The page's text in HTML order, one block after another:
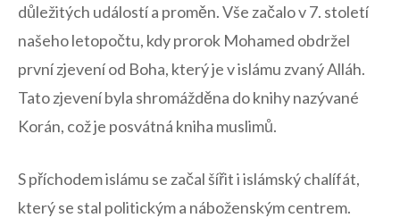
důležitých⁤ událostí a ⁢proměn. Vše ⁢začalo v 7. století
našeho ⁤letopočtu, kdy prorok Mohamed obdržel
první⁤ zjevení od Boha, který je v islámu zvaný ⁣Alláh.
Tato zjevení byla shromážděna do knihy⁤ nazývané
Korán, což⁣ je posvátná ⁣kniha muslimů.
S‌ příchodem islámu se začal šířit i islámský chalífát,
který se ‌stal‌ politickým a‌ náboženským centrem.